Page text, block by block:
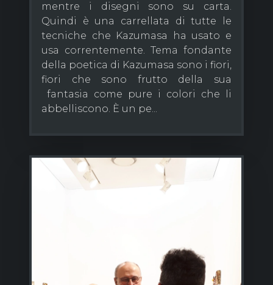
mentre i disegni sono su carta.
Quindi è una carrellata di tutte le
tecniche che Kazumasa ha usato e
usa correntemente. Tema fondante
della poetica di Kazumasa sono i fiori,
fiori che sono frutto della sua
fantasia come pure i colori che li
abbelliscono. È un pe...